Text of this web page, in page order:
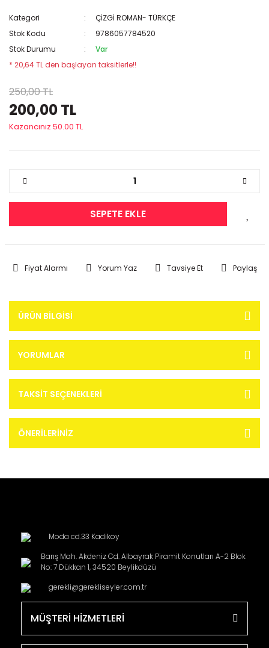
Kategori
ÇİZGİ ROMAN- TÜRKÇE
Stok Kodu
9786057784520
Stok Durumu
Var
* 20,64 TL den başlayan taksitlerle!!
250,00 TL
200,00 TL
Kazancınız 50.00 TL
SEPETE EKLE
Fiyat Alarmı Yorum Yaz Tavsiye Et Paylaş
ÜRÜN BILGISI
YORUMLAR
TAKSIT SEÇENEKLERI
ÖNERILERINIZ
Moda cd.33 Kadikoy
Barış Mah. Akdeniz Cd. Albayrak Piramit Konutları A-2 Blok
No: 7 Dükkan 1, 34520 Beylikdüzü
gerekli@gerekliseyler.com.tr
MÜŞTERİ HİZMETLERİ